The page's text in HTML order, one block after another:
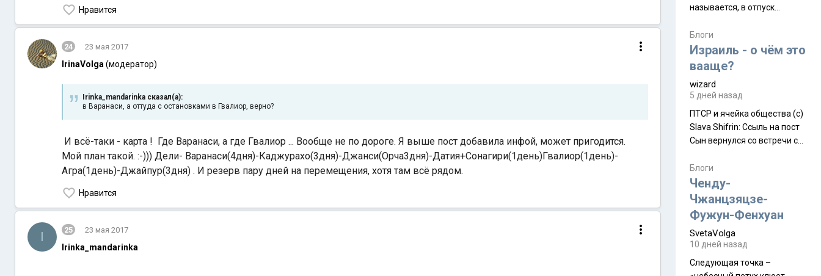
Нравится
24 23 мая 2017
IrinaVolga (модератор)
Irinka_mandarinka сказал(а):
в Варанаси, а оттуда с остановками в Гвалиор, верно?
И всё-таки - карта ! Где Варанаси, а где Гвалиор ... Вообще не по дороге. Я выше пост добавила инфой, может пригодится.
Мой план такой. :-))) Дели- Варанаси(4дня)-Каджурахо(3дня)-Джанси(Орча3дня)-Датия+Сонагири(1день)Гвалиор(1день)-
Агра(1день)-Джайпур(3дня) . И резерв пару дней на перемещения, хотя там всё рядом.
Нравится
I 25 23 мая 2017
Irinka_mandarinka
называется, в отпуск...
Блоги
Израиль - о чём это
вааще?
wizard
5 дней назад
ПТСР и ячейка общества (с)
Slava Shifrin: Ссыль на пост
Сын вернулся со встречи с
уже, как демобилизовались,
а продолжают встречаться
почти каждую неделю) и с
порога сообщил: "Эйтан
разводится!" Эйтан -
мальчик из религиозной
семьи, из тех, кого называют
"вязаные кипы". С 2022-го
Блоги
Ченду-
Чжанцзяцзе-
Фужун-Фенхуан
SvetaVolga
10 дней назад
Следующая точка –